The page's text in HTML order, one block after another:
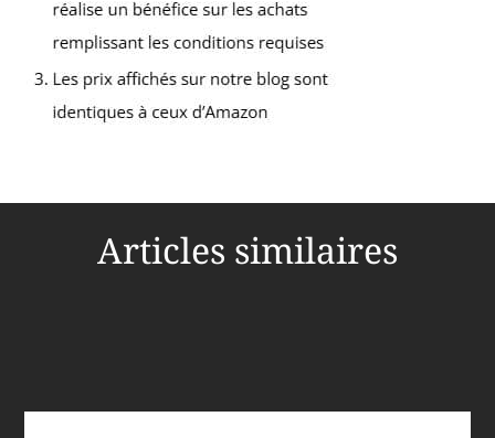
Articles similaires